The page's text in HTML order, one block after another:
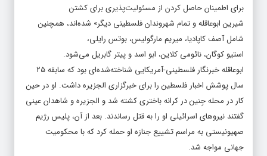
برای اطمینان حاصل کردن از مسئولیت‌پذیری برای کشتن
شیرین ابوعاقله و تمام شهروندان فلسطینی دیگر» شده‌اند، همچنین
شامل آصف کاپادیا، میریم مارگولیس، بوتس رایلی،
استیو کوگان، نائومی کلاین، ابو اسد و پیتر گابریل می‌شود.
ابوعاقله خبرنگار فلسطینی-آمریکایی شناخته‌شده‌ای بود که سابقه ۲۵
سال پوشش اخبار فلسطین را برای خبرگزاری الجزیره داشت. او در حین
کار در محله جِنین در کرانه باختری کشته شد و الجزیره و شاهدان عینی
گفتند نیروهای اسرائیلی او را به قتل رساندند. بعد از آن، پلیس رژیم
صهیونیستی به مراسم تشییع جنازه او حمله کرد که با محکومیت
جهانی مواجه شد.